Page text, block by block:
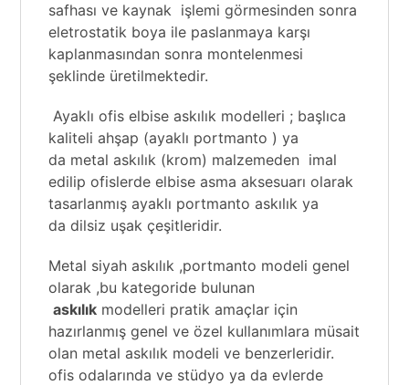
safhası ve kaynak işlemi görmesinden sonra
eletrostatik boya ile paslanmaya karşı
kaplanmasından sonra montelenmesi
şeklinde üretilmektedir.
Ayaklı ofis elbise askılık modelleri ; başlıca
kaliteli ahşap (ayaklı portmanto ) ya
da metal askılık (krom) malzemeden imal
edilip ofislerde elbise asma aksesuarı olarak
tasarlanmış ayaklı portmanto askılık ya
dadilsiz uşakçeşitleridir.
Metal siyah askılık ,portmanto modeli genel
olarak ,bu kategoride bulunan
askılık modelleri pratik amaçlar için
hazırlanmış genel ve özel kullanımlara müsait
olan metal askılık modeli ve benzerleridir.
ofis odalarında ve stüdyo ya da evlerde